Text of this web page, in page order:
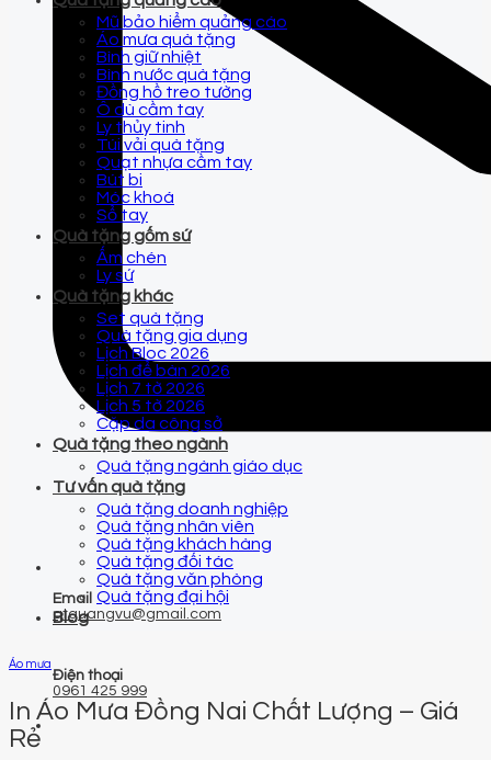
Email
qtquangvu@gmail.com
Điện thoại
0961 425 999
Mũ bảo hiểm quảng cáo
Áo mưa quà tặng
Bình giữ nhiệt
Bình nước quà tặng
Đồng hồ treo tường
Ô dù cầm tay
Ly thủy tinh
Túi vải quà tặng
Quạt nhựa cầm tay
Bút bi
Móc khoá
Sổ tay
Quà tặng gốm sứ
Ấm chén
Ly sứ
Quà tặng khác
Set quà tặng
Quà tặng gia dụng
Lịch Bloc 2026
Lịch để bàn 2026
Lịch 7 tờ 2026
Lịch 5 tờ 2026
Cặp da công sở
Quà tặng theo ngành
Quà tặng ngành giáo dục
Tư vấn quà tặng
Quà tặng doanh nghiệp
Quà tặng nhân viên
Quà tặng khách hàng
Quà tặng đối tác
Quà tặng văn phòng
Quà tặng đại hội
Blog
Áo mưa
In Áo Mưa Đồng Nai Chất Lượng – Giá
Rẻ